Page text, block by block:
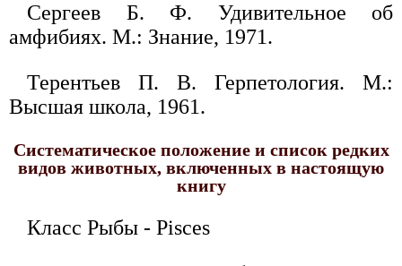
Сергеев Б. Ф. Удивительное об
амфибиях. М.: Знание, 1971.
Терентьев П. В. Герпетология. М.:
Высшая школа, 1961.
Систематическое положение и список редких
видов животных, включенных в настоящую
книгу
Класс Рыбы - Pisces